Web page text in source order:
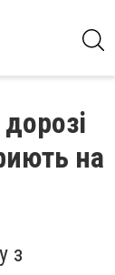
на
з